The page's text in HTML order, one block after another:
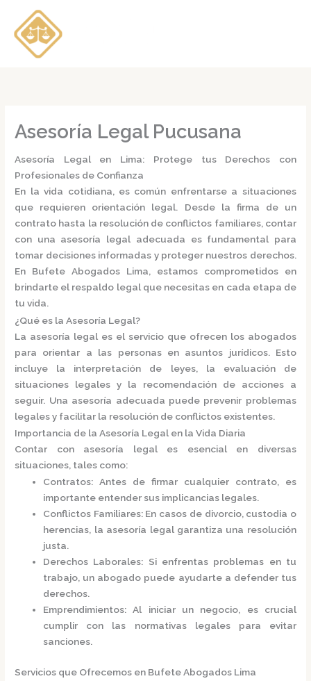
contenido
Asesoría Legal Pucusana
Asesoría Legal en Lima: Protege tus Derechos con
Profesionales de Confianza
En la vida cotidiana, es común enfrentarse a situaciones
que requieren orientación legal. Desde la firma de un
contrato hasta la resolución de conflictos familiares, contar
con una asesoría legal adecuada es fundamental para
tomar decisiones informadas y proteger nuestros derechos.
En Bufete Abogados Lima, estamos comprometidos en
brindarte el respaldo legal que necesitas en cada etapa de
tu vida.​
¿Qué es la Asesoría Legal?
La asesoría legal es el servicio que ofrecen los abogados
para orientar a las personas en asuntos jurídicos. Esto
incluye la interpretación de leyes, la evaluación de
situaciones legales y la recomendación de acciones a
seguir. Una asesoría adecuada puede prevenir problemas
legales y facilitar la resolución de conflictos existentes.​
Importancia de la Asesoría Legal en la Vida Diaria
Contar con asesoría legal es esencial en diversas
situaciones, tales como:​
Contratos: Antes de firmar cualquier contrato, es
importante entender sus implicancias legales.
Conflictos Familiares: En casos de divorcio, custodia o
herencias, la asesoría legal garantiza una resolución
justa.
Derechos Laborales: Si enfrentas problemas en tu
trabajo, un abogado puede ayudarte a defender tus
derechos.
Emprendimientos: Al iniciar un negocio, es crucial
cumplir con las normativas legales para evitar
sanciones.​
Servicios que Ofrecemos en Bufete Abogados Lima